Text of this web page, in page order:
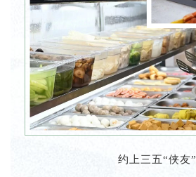
约上三五“侠友”